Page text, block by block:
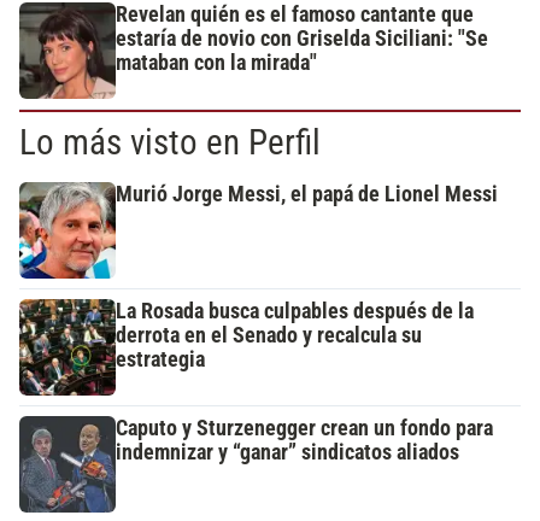
Revelan quién es el famoso cantante que
estaría de novio con Griselda Siciliani: "Se
mataban con la mirada"
Lo más visto en Perfil
Murió Jorge Messi, el papá de Lionel Messi
La Rosada busca culpables después de la
derrota en el Senado y recalcula su
estrategia
Caputo y Sturzenegger crean un fondo para
indemnizar y “ganar” sindicatos aliados